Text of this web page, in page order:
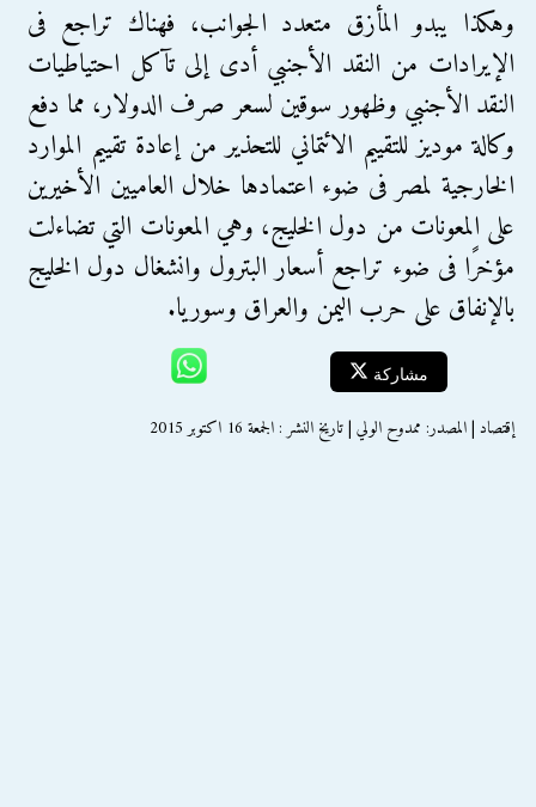
وهكذا يبدو المأزق متعدد الجوانب، فهناك تراجع فى
الإيرادات من النقد الأجنبي أدى إلى تآكل احتياطيات
النقد الأجنبي وظهور سوقين لسعر صرف الدولار، مما دفع
وكالة موديز للتقييم الائتماني للتحذير من إعادة تقييم الموارد
الخارجية لمصر فى ضوء اعتمادها خلال العاميين الأخيرين
على المعونات من دول الخليج، وهي المعونات التي تضاءلت
مؤخرًا فى ضوء تراجع أسعار البترول وانشغال دول الخليج
بالإنفاق على حرب اليمن والعراق وسوريا.
مشاركة
إقتصاد | المصدر: ممدوح الولي | تاريخ النشر : الجمعة 16 اكتوبر 2015